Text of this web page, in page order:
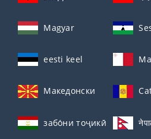
Magyar
eesti keel
Македонски
забо́ни тоҷикӣ́